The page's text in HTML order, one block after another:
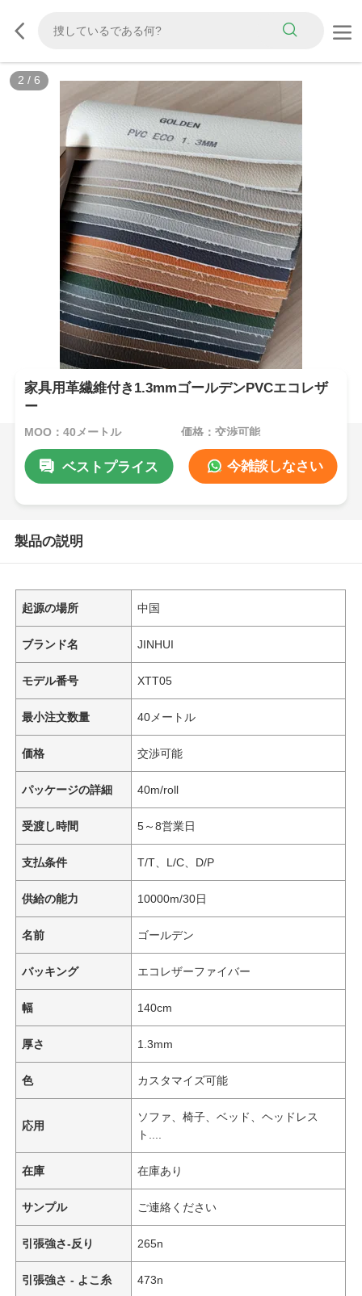
3 / 6
家具用革繊維付き1.3mmゴールデンPVCエコレザ
ー
MOQ：40メートル 価格：交渉可能
ベストプライス 今雑談しなさい
製品の説明
起源の場所 中国
ブランド名 JINHUI
モデル番号 XTT05
最小注文数量 40メートル
価格 交渉可能
パッケージの詳細 40m/roll
受渡し時間 5～8営業日
支払条件 T/T、L/C、D/P
供給の能力 10000m/30日
名前 ゴールデン
バッキング エコレザーファイバー
幅 140cm
厚さ 1.3mm
色 カスタマイズ可能
応用
ソファ、椅子、ベッド、ヘッドレス
ト....
在庫 在庫あり
サンプル ご連絡ください
引張強さ-反り 265n
引張強さ - よこ糸 473n